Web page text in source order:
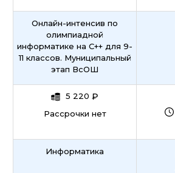
Онлайн-интенсив по
олимпиадной
информатике на С++ для 9-
11 классов. Муниципальный
этап ВсОШ
5 220 ₽
Рассрочки нет
Информатика